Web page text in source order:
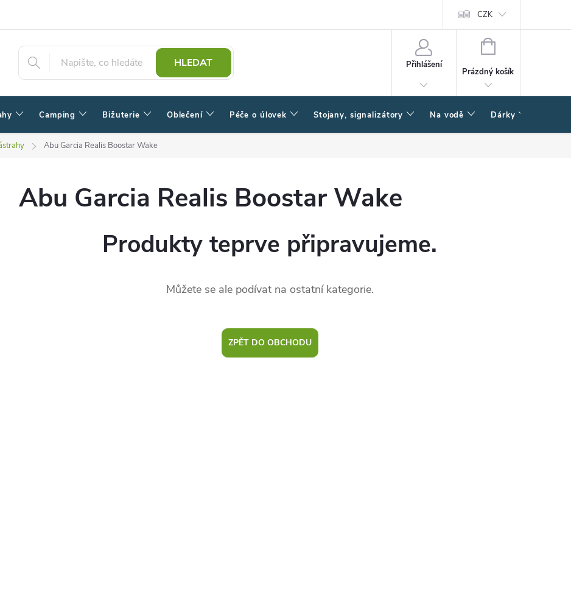
CZK
HLEDAT Přihlášení
NÁKUPNÍ
Prázdný košík
Camping Bižuterie Oblečení Péče o úlovek Stojany, signalizátory Na vodě Dárky
Abu Garcia Realis Boostar Wake
Abu Garcia Realis Boostar Wake
Produkty teprve připravujeme.
Můžete se ale podívat na ostatní kategorie.
ZPĚT DO OBCHODU